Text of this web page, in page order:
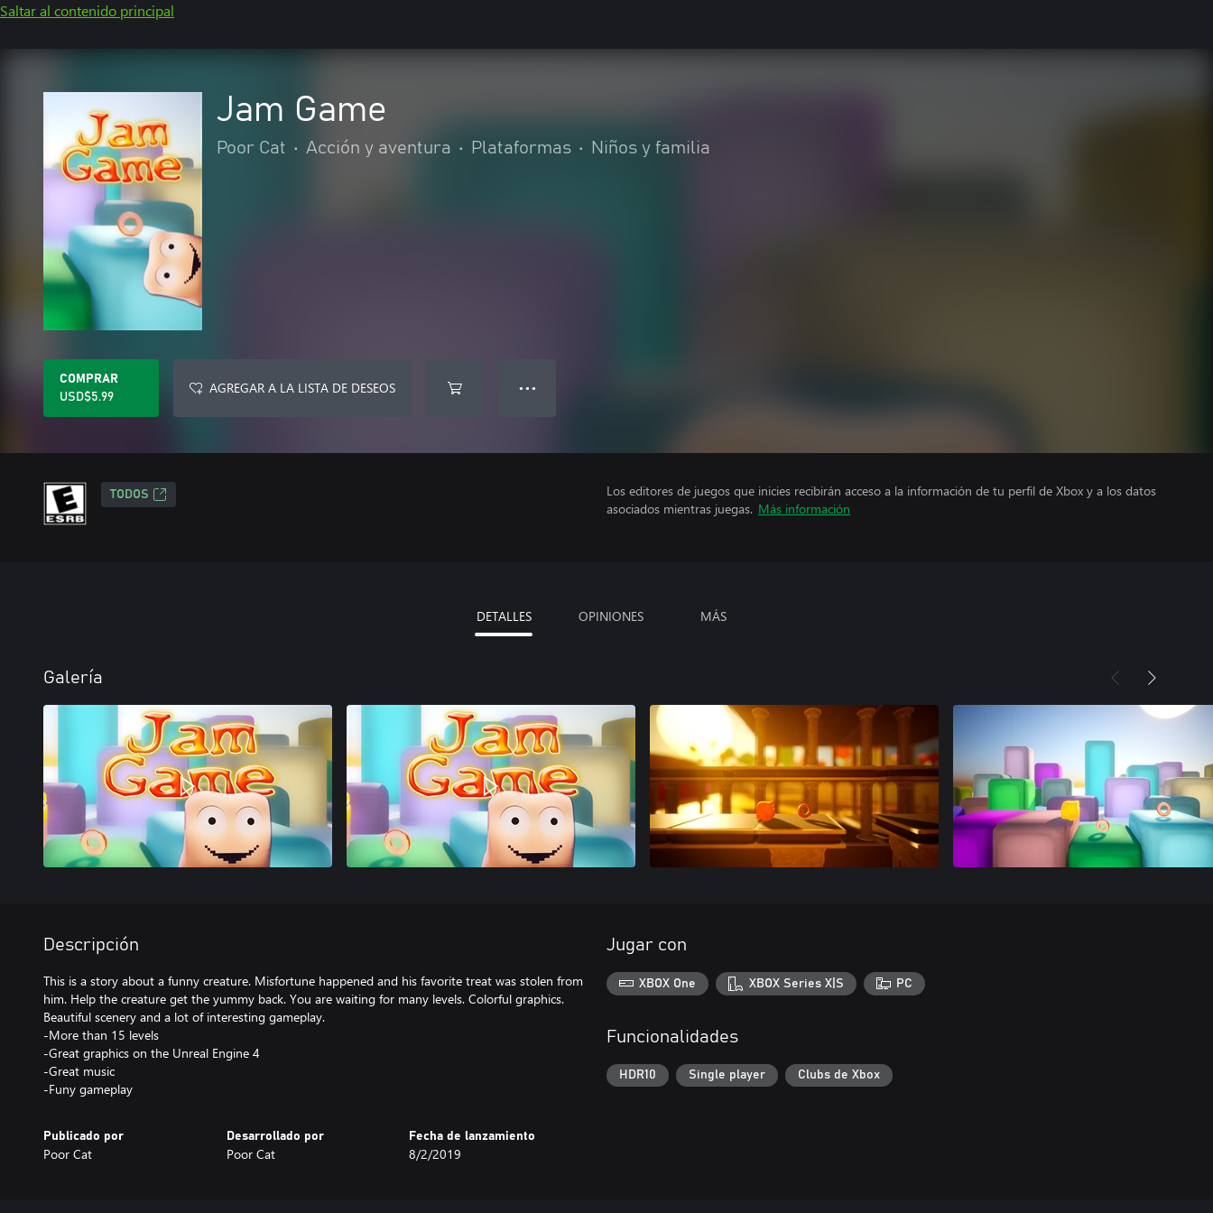
Saltar al contenido principal
Jam Game
Poor Cat • Acción y aventura • Plataformas • Niños y familia
COMPRAR
USD$5.99
AGREGAR A LA LISTA DE DESEOS ● ● ●
TODOS
Los editores de juegos que inicies recibirán acceso a la información de tu perfil de Xbox y a los datos
asociados mientras juegas. Más información
DETALLES OPINIONES MÁS
Galería
Descripción
This is a story about a funny creature. Misfortune happened and his favorite treat was stolen from
him. Help the creature get the yummy back. You are waiting for many levels. Colorful graphics.
Beautiful scenery and a lot of interesting gameplay.
-More than 15 levels
-Great graphics on the Unreal Engine 4
-Great music
-Funy gameplay
Publicado por
Poor Cat
Desarrollado por
Poor Cat
Fecha de lanzamiento
8/2/2019
Jugar con
XBOX One XBOX Series X|S PC
Funcionalidades
HDR10 Single player Clubs de Xbox